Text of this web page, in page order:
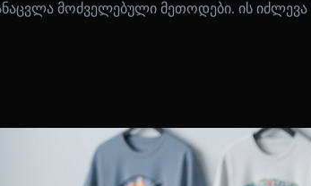
მოძველებული მეთოდები. ის